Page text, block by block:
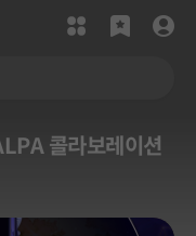
콜라보레이션